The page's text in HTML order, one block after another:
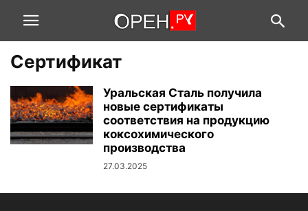
Сертификат
Уральская Сталь получила
новые сертификаты
соответствия на продукцию
коксохимического
производства
27.03.2025